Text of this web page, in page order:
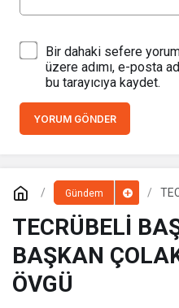
Bir dahaki sefere
üzere adımı, e-posta
bu tarayıcıya kaydet.
YORUM GÖNDER
Gündem
TECRÜBELİ
BAŞKAN
ÖVGÜ